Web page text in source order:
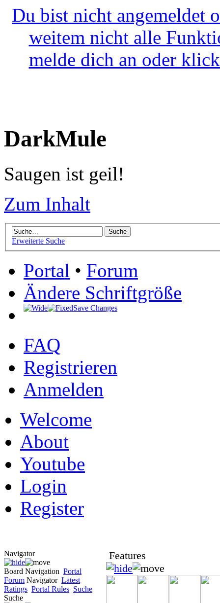
Du bist nicht angemeldet
weitem nicht alle
melde dich an oder
DarkMule
Saugen ist geil!
Zum Inhalt
Erweiterte Suche
Portal • Forum
Ändere Schriftgröße
Save Changes
FAQ
Registrieren
Anmelden
Welcome
About
Youtube
Login
Register
Navigator
Board Navigation Portal
Forum Navigator Latest
Ratings Portal Rules Suche
Suche
Features